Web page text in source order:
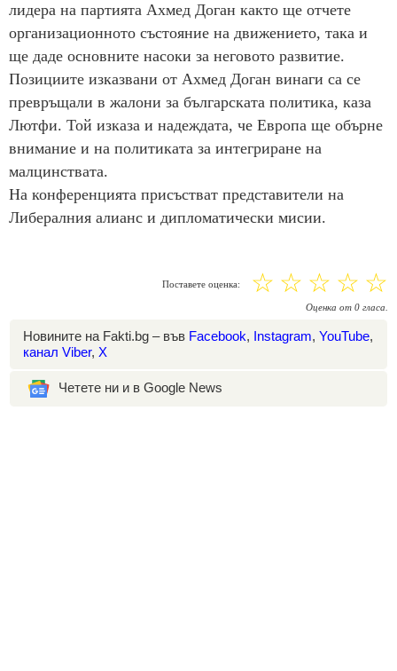
лидера на партията Ахмед Доган както ще отчете
организационното състояние на движението, така и
ще даде основните насоки за неговото развитие.
Позициите изказвани от Ахмед Доган винаги са се
превръщали в жалони за българската политика, каза
Лютфи. Той изказа и надеждата, че Европа ще обърне
внимание и на политиката за интегриране на
малцинствата.
На конференцията присъстват представители на
Либералния алианс и дипломатически мисии.
Поставете оценка: ☆
☆
☆
☆
☆
Оценка от 0 гласа.
Новините на Fakti.bg – във Facebook, Instagram, YouTube,
канал Viber, X
Четете ни и в Google News